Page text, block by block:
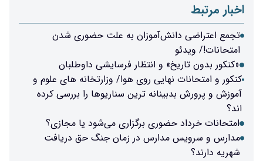
اخبار مرتبط
تجمع اعتراضی دانش‌آموزان به علت حضوری شدن
امتحانات!/ ویدئو
«کنکور بدون‌ تاریخ» و انتظار فرسایشی داوطلبان
کنکور و امتحانات نهایی روی هوا/ وزارتخانه های علوم و
آموزش و پرورش بدبینانه ترین سناریوها را بررسی کرده
اند؟
امتحانات خرداد حضوری برگزاری می‌شود یا مجازی؟
مدارس و سرویس مدارس در زمان جنگ حق دریافت
شهریه دارند؟